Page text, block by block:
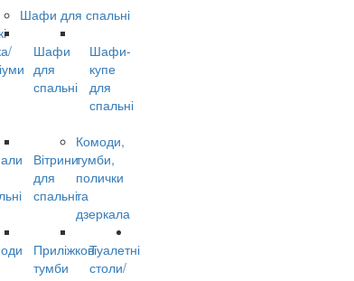
Шафи для спальні
Шафи
для
спальні
Шафи-
купе
для
спальні
Вітрини
для
спальні
Комоди,
тумби,
полички
та
дзеркала
Приліжкові
тумби
Туалетні
столи/